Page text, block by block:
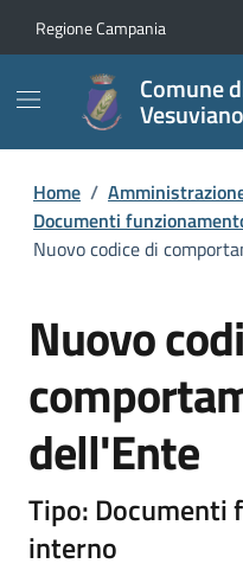
Regione Campania
Comune
Vesuviano
Home /
Documenti
Nuovo codice di
Nuovo
dell'Ente
Tipo: Documenti
interno